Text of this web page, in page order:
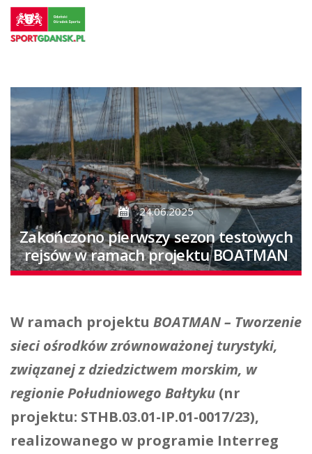
Przejdź
treści
Przejdź
do
24.06.2025
Zakończono pierwszy sezon testowych
rejsów w ramach projektu BOATMAN
W ramach projektu BOATMAN – Tworzenie
sieci ośrodków zrównoważonej turystyki,
związanej z dziedzictwem morskim, w
regionie Południowego Bałtyku (nr
projektu: STHB.03.01-IP.01-0017/23),
realizowanego w programie Interreg